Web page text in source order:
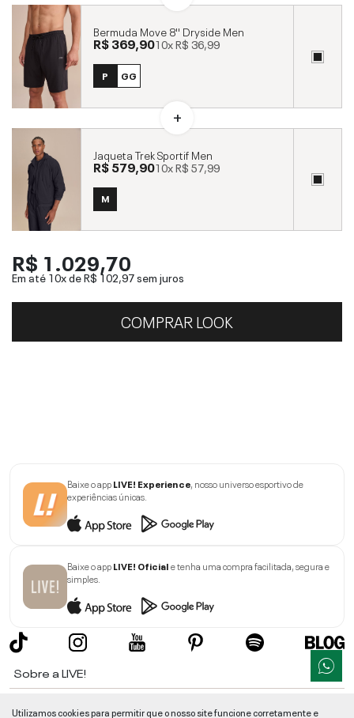
Bermuda Move 8'' Dryside Men
R$ 369,9010xR$ 36,99
P GG
Jaqueta Trek Sportif Men
R$ 579,9010xR$ 57,99
M
R$ 1.029,70
Em até 10x deR$ 102,97sem juros
COMPRAR LOOK
Baixe o appLIVE! Experience, nosso universo esportivo de
experiências únicas.
Baixe o appLIVE! Oficiale tenha uma compra facilitada, segura e
simples.
Sobre a LIVE!
Utilizamos cookies para permitir que o nosso site funcione corretamente e